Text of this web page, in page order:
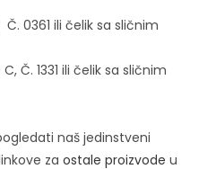
0361 ili čelik sa sličnim
Č. 1331 ili čelik sa sličnim
naš jedinstveni
za ostale proizvode u